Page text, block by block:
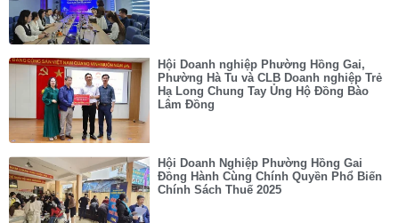
Hội Doanh nghiệp Phường Hồng Gai,
Phường Hà Tu và CLB Doanh nghiệp Trẻ
Hạ Long Chung Tay Ủng Hộ Đồng Bào
Lâm Đồng
Hội Doanh Nghiệp Phường Hồng Gai
Đồng Hành Cùng Chính Quyền Phổ Biến
Chính Sách Thuế 2025